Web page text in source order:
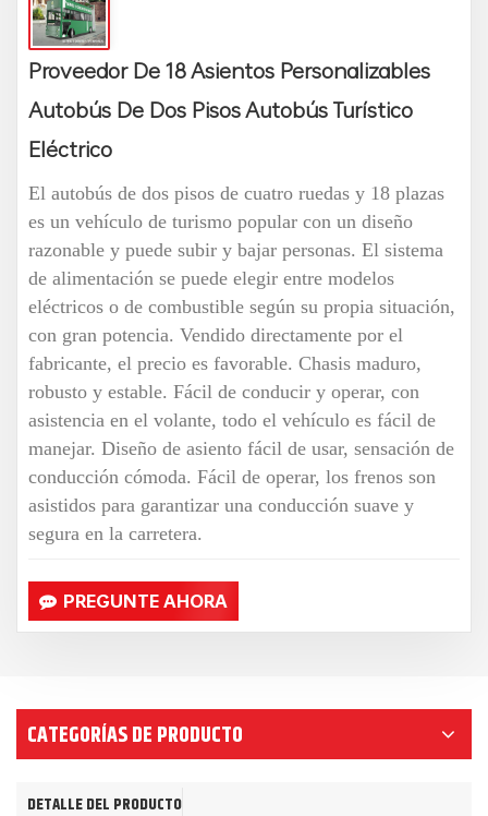
Proveedor De 18 Asientos Personalizables
Autobús De Dos Pisos Autobús Turístico
Eléctrico
El autobús de dos pisos de cuatro ruedas y 18 plazas
es un vehículo de turismo popular con un diseño
razonable y puede subir y bajar personas. El sistema
de alimentación se puede elegir entre modelos
eléctricos o de combustible según su propia situación,
con gran potencia. Vendido directamente por el
fabricante, el precio es favorable. Chasis maduro,
robusto y estable. Fácil de conducir y operar, con
asistencia en el volante, todo el vehículo es fácil de
manejar. Diseño de asiento fácil de usar, sensación de
conducción cómoda. Fácil de operar, los frenos son
asistidos para garantizar una conducción suave y
segura en la carretera.
PREGUNTE AHORA
CATEGORÍAS DE PRODUCTO
DETALLE DEL PRODUCTO